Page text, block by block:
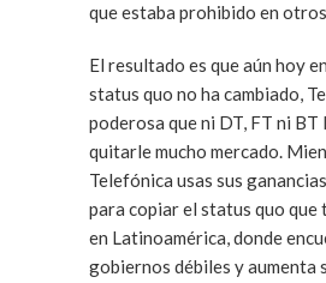
que estaba prohibido en
El resultado es que aún hoy
status quo no ha cambiado, Telefónica es tan
poderosa que ni DT, FT ni
quitarle mucho mercado. Mientras tanto
Telefónica usas sus
para copiar el status quo que
en Latinoamérica, donde
gobiernos débiles y aumenta